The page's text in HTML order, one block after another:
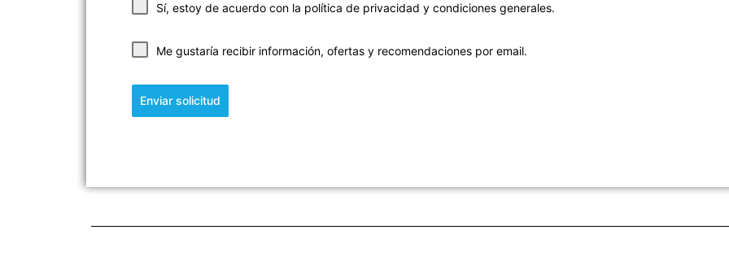
Sí, estoy de acuerdo con la política de privacidad y condiciones generales.
Me gustaría recibir información, ofertas y recomendaciones por email.
Enviar solicitud